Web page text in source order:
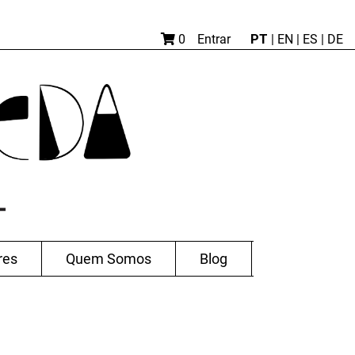
0 Entrar PT | EN | ES | DE
Quem Somos Blog